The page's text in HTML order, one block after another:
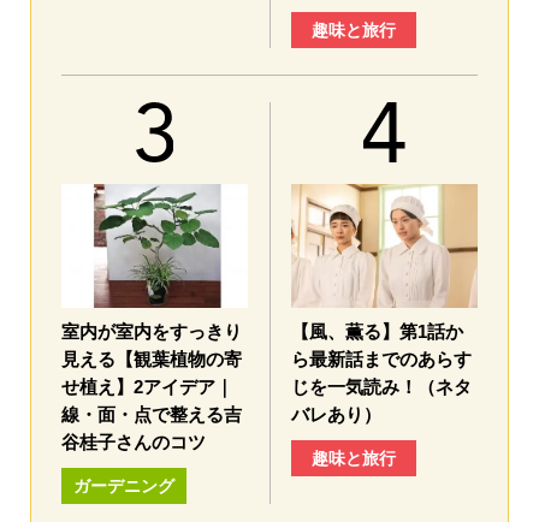
趣味と旅行
室内が室内をすっきり
見える【観葉植物の寄
せ植え】2アイデア｜
線・面・点で整える吉
谷桂子さんのコツ
ガーデニング
【風、薫る】第1話か
ら最新話までのあらす
じを一気読み！（ネタ
バレあり）
趣味と旅行